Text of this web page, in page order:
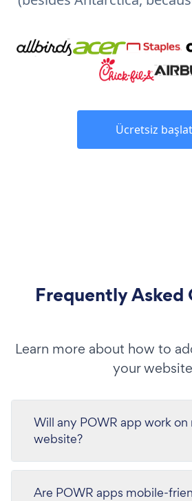
Ücretsiz başlat
Frequently Asked
Learn more about how to
your
Will any POWR app work on
website?
Are POWR apps mobile-